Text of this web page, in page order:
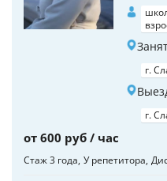
г.
г.
от 600 руб / час
Стаж 3 года У репетитора